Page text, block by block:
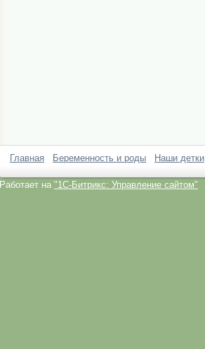
Главная Беременность и роды Наши детки
Работает на "1C-Битрикс: Управление сайтом"